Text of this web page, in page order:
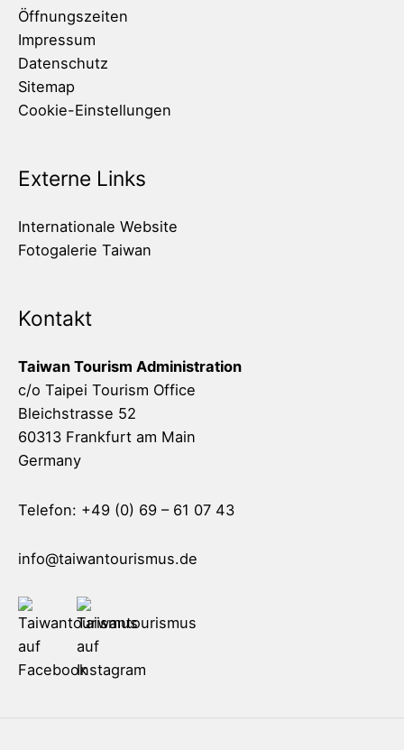
Öffnungszeiten
Impressum
Datenschutz
Sitemap
Cookie-Einstellungen
Externe Links
Internationale Website
Fotogalerie Taiwan
Kontakt
Taiwan Tourism Administration
c/o Taipei Tourism Office
Bleichstrasse 52
60313 Frankfurt am Main
Germany
Telefon: +49 (0) 69 – 61 07 43
info@taiwantourismus.de